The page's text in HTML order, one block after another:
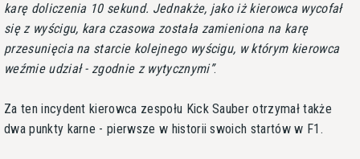
karę doliczenia 10 sekund. Jednakże, jako iż kierowca wycofał
się z wyścigu, kara czasowa została zamieniona na karę
przesunięcia na starcie kolejnego wyścigu, w którym kierowca
weźmie udział - zgodnie z wytycznymi .
Za ten incydent kierowca zespołu Kick Sauber otrzymał także
dwa punkty karne - pierwsze w historii swoich startów w F1.